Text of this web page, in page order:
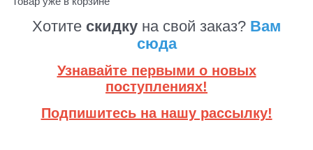
Хотите скидку на свой заказ? Вам
сюда
Узнавайте первыми о новых
поступлениях!
Подпишитесь на нашу рассылку!